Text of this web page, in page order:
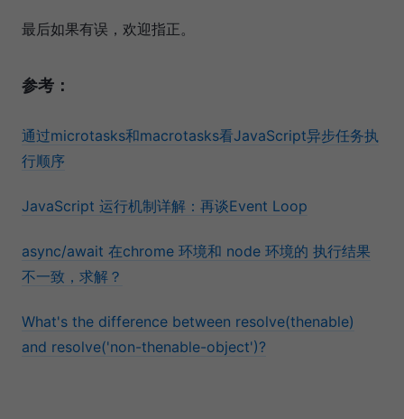
最后如果有误，欢迎指正。
参考：
通过microtasks和macrotasks看JavaScript异步任务执
行顺序
JavaScript 运行机制详解：再谈Event Loop
async/await 在chrome 环境和 node 环境的 执行结果
不一致，求解？
What's the difference between resolve(thenable)
and resolve('non-thenable-object')?